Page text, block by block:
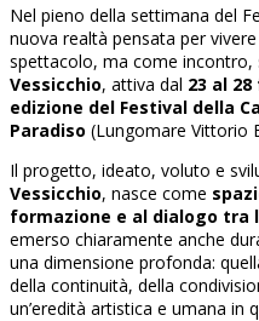
Nel pieno della settimana del
nuova realtà pensata per
spettacolo, ma come incontro,
Vessicchio, attiva dal 23 al
edizione del Festival della
Paradiso (Lungomare Vittorio
Il progetto, ideato, voluto e
Vessicchio, nasce come
formazione e al dialogo tra
emerso chiaramente anche
una dimensione profonda:
della continuità, della
un’eredità artistica e umana in